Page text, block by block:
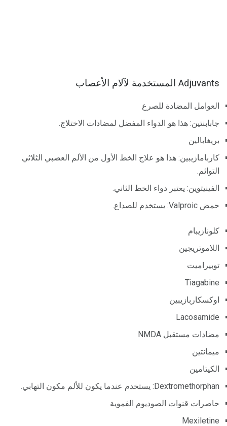
Adjuvants المستخدمة لآلام الأعصاب
العوامل المضادة للصرع
جابابنتين: هذا هو الدواء المفضل لمضادات الاختلاج.
بريغابالين
كاربامازيبين: هذا هو علاج الخط الأول من الألم العصبي الثلاثي
التوائم.
الفينيتوين: يعتبر دواء الخط الثاني.
حمض Valproic: يستخدم للصداع.
كلونازيبام
اللاموتريجين
توبيراميت
Tiagabine
اوكسكاربازيبين
Lacosamide
مضادات مستقبل NMDA
ميمانتين
الكيتامين
Dextromethorphan: يستخدم عندما يكون للألم مكون التهابي.
حاصرات قنوات الصوديوم الفموية
Mexiletine